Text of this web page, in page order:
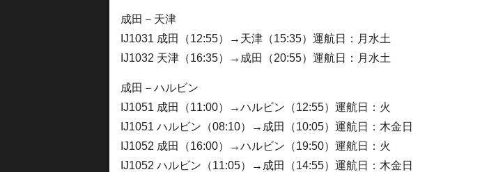
成田－天津
IJ1031 成田（12:55）→天津（15:35）運航日：月水土
IJ1032 天津（16:35）→成田（20:55）運航日：月水土
成田－ハルビン
IJ1051 成田（11:00）→ハルビン（12:55）運航日：火
IJ1051 ハルビン（08:10）→成田（10:05）運航日：木金日
IJ1052 成田（16:00）→ハルビン（19:50）運航日：火
IJ1052 ハルビン（11:05）→成田（14:55）運航日：木金日